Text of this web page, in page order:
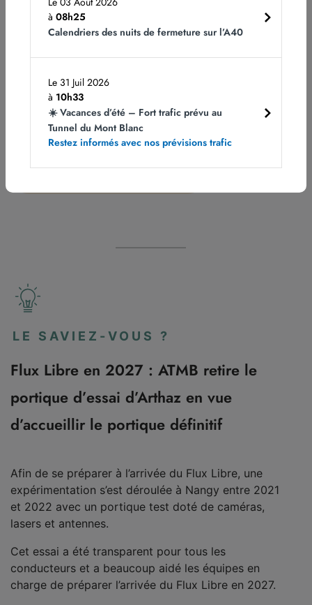
nuit pour des raisons de sécurité : les échangeurs,
les aires de repos, les gares de péage.
Progressivement, ATMB remplace les anciennes
technologies d’éclairage par des systèmes
autonomes 100 % solaires.
LE SAVIEZ-VOUS ?
Flux Libre en 2027 : ATMB retire le
portique d’essai d’Arthaz en vue
d’accueillir le portique définitif
Afin de se préparer à l’arrivée du Flux Libre, une
expérimentation s’est déroulée à Nangy entre 2021
et 2022 avec un portique test doté de caméras,
lasers et antennes.
Cet essai a été transparent pour tous les
conducteurs et a beaucoup aidé les équipes en
charge de préparer l’arrivée du Flux Libre en 2027.
à 08h25
Calendriers des nuits de fermeture sur l’A40
Le 31 Juil 2026
à 10h33
☀️ Vacances d’été – Fort trafic prévu au
Tunnel du Mont Blanc
Restez informés avec nos prévisions trafic